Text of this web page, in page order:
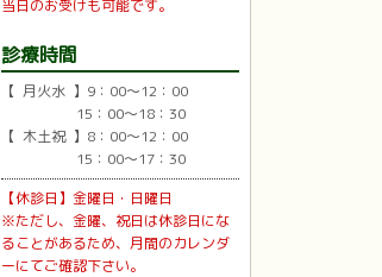
当日のお受けも可能です。
診療時間
【 月火水 】9：00〜12：00
15：00〜18：30
【 木土祝 】8：00〜12：00
15：00〜17：30
【休診日】金曜日・日曜日
※ただし、金曜、祝日は休診日にな
ることがあるため、月間のカレンダ
ーにてご確認下さい。